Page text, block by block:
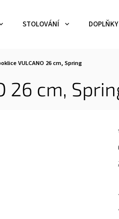
STOLOVÁNÍ
VULCANO 26 cm, Spring
26 cm,